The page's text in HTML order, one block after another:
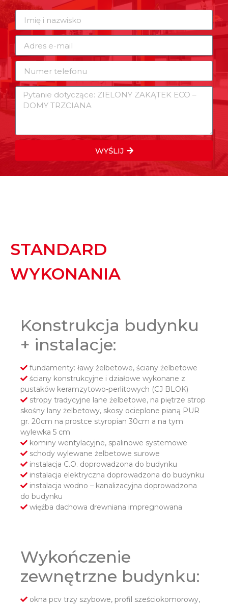
WYŚLIJ
STANDARD
WYKONANIA
Konstrukcja budynku
+ instalacje:
fundamenty: ławy żelbetowe, ściany żelbetowe
ściany konstrukcyjne i działowe wykonane z
pustaków keramzytowo-perlitowych (CJ BLOK)
stropy tradycyjne lane żelbetowe, na piętrze strop
skośny lany żelbetowy, skosy ocieplone pianą PUR
gr. 20cm na prostce styropian 30cm a na tym
wylewka 5 cm
kominy wentylacyjne, spalinowe systemowe
schody wylewane żelbetowe surowe
instalacja C.O. doprowadzona do budynku
instalacja elektryczna doprowadzona do budynku
instalacja wodno – kanalizacyjna doprowadzona
do budynku
więźba dachowa drewniana impregnowana
Wykończenie
zewnętrzne budynku:
okna pcv trzy szybowe, profil sześciokomorowy,